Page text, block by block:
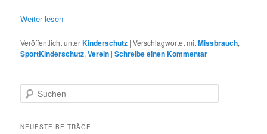
Weiter lesen
Veröffentlicht unterKinderschutz |Verschlagwortet mitMissbrauch,
SportKinderschutz,Verein |Schreibe einen Kommentar
u
h
NEUESTE BEITRÄGE